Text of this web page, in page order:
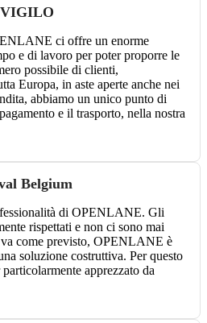
VIGILO
ci offre un enorme
e di lavoro per poter proporre le
possibile di clienti,
Europa, in aste aperte anche nei
abbiamo un unico punto di
e il trasporto, nella nostra
Belgium
di OPENLANE. Gli
rispettati e non ci sono mai
va come previsto, OPENLANE è
soluzione costruttiva. Per questo
apprezzato da